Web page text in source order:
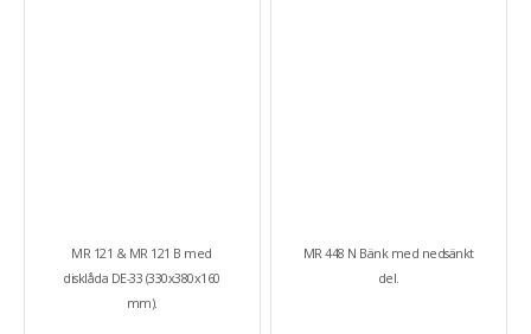
MR 121 & MR 121 B med
disklåda DE-33 (330x380x160
mm).
MR 448 N Bänk med nedsänkt
del.